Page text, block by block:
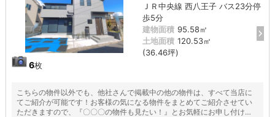
6枚
ＪＲ中央線 西八王子 バス23分停
歩5分
建物面積 95.58㎡
土地面積 120.53㎡
(36.46坪)
こちらの物件以外でも、他社さんで掲載中の他の物件は、すべて当店に
てご紹介が可能です！お客様の気になる物件をまとめてご紹介させてい
ただきますので、『〇〇〇の物件も見たい！』とお気軽にお申し付けく